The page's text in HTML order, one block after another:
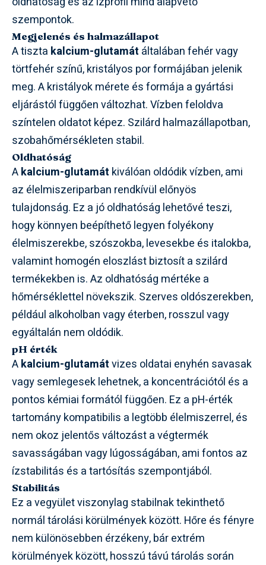
szempontok.
Megjelenés és halmazállapot
A tiszta kalcium-glutamát általában fehér vagy
törtfehér színű, kristályos por formájában jelenik
meg. A kristályok mérete és formája a gyártási
eljárástól függően változhat. Vízben feloldva
színtelen oldatot képez. Szilárd halmazállapotban,
szobahőmérsékleten stabil.
Oldhatóság
Akalcium-glutamát kiválóan oldódik vízben, ami
az élelmiszeriparban rendkívül előnyös
tulajdonság. Ez a jó oldhatóság lehetővé teszi,
hogy könnyen beépíthető legyen folyékony
élelmiszerekbe, szószokba, levesekbe és italokba,
valamint homogén eloszlást biztosít a szilárd
termékekben is. Az oldhatóság mértéke a
hőmérséklettel növekszik. Szerves oldószerekben,
például alkoholban vagy éterben, rosszul vagy
egyáltalán nem oldódik.
pH érték
Akalcium-glutamátvizes oldatai enyhén savasak
vagy semlegesek lehetnek, a koncentrációtól és a
pontos kémiai formától függően. Ez a pH-érték
tartomány kompatibilis a legtöbb élelmiszerrel, és
nem okoz jelentős változást a végtermék
savasságában vagy lúgosságában, ami fontos az
ízstabilitás és a tartósítás szempontjából.
Stabilitás
Ez a vegyület viszonylag stabilnak tekinthető
normál tárolási körülmények között. Hőre és fényre
nem különösebben érzékeny, bár extrém
körülmények között, hosszú távú tárolás során